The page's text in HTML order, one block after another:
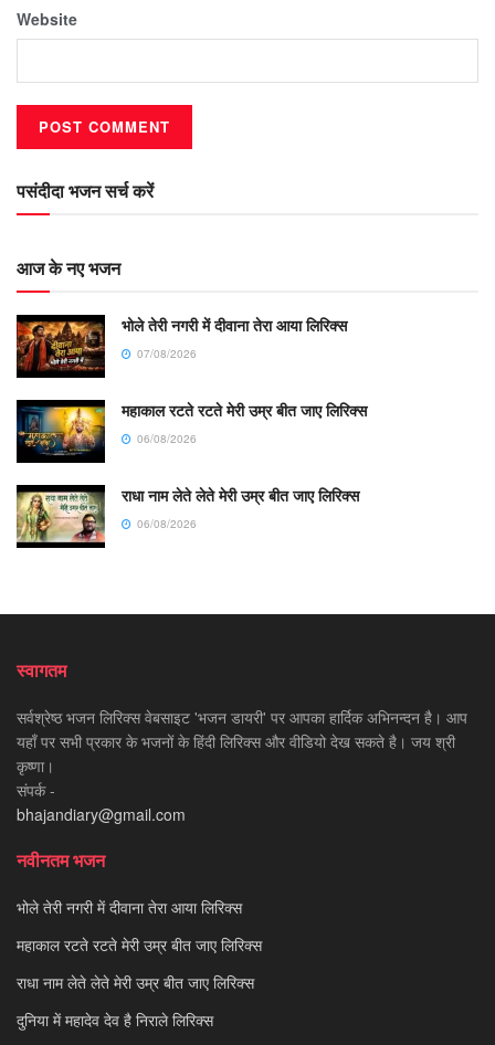
Website
पसंदीदा भजन सर्च करें
आज के नए भजन
भोले तेरी नगरी में दीवाना तेरा आया लिरिक्स
07/08/2026
महाकाल रटते रटते मेरी उम्र बीत जाए लिरिक्स
06/08/2026
राधा नाम लेते लेते मेरी उम्र बीत जाए लिरिक्स
06/08/2026
स्वागतम
सर्वश्रेष्ठ भजन लिरिक्स वेबसाइट 'भजन डायरी' पर आपका हार्दिक अभिनन्दन है। आप
यहाँ पर सभी प्रकार के भजनों के हिंदी लिरिक्स और वीडियो देख सकते है। जय श्री
कृष्णा।
संपर्क -
bhajandiary@gmail.com
नवीनतम भजन
भोले तेरी नगरी में दीवाना तेरा आया लिरिक्स
महाकाल रटते रटते मेरी उम्र बीत जाए लिरिक्स
राधा नाम लेते लेते मेरी उम्र बीत जाए लिरिक्स
दुनिया में महादेव देव है निराले लिरिक्स